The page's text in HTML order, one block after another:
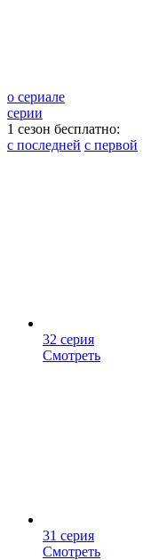
о сериале
серии
1 сезон бесплатно:
с последней с первой
32 серия
Смотреть
31 серия
Смотреть